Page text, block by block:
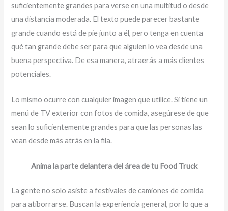
suficientemente grandes para verse en una multitud o desde
una distancia moderada. El texto puede parecer bastante
grande cuando está de pie junto a él, pero tenga en cuenta
qué tan grande debe ser para que alguien lo vea desde una
buena perspectiva. De esa manera, atraerás a más clientes
potenciales.
Lo mismo ocurre con cualquier imagen que utilice. Si tiene un
menú de TV exterior con fotos de comida, asegúrese de que
sean lo suficientemente grandes para que las personas las
vean desde más atrás en la fila.
Anima la parte delantera del área de tu Food Truck
La gente no solo asiste a festivales de camiones de comida
para atiborrarse. Buscan la experiencia general, por lo que a